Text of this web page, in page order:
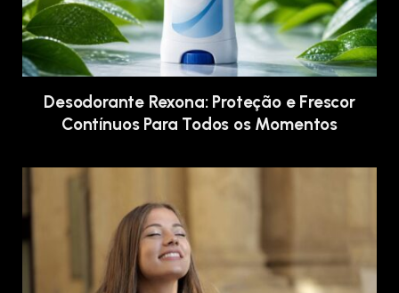
Desodorante Rexona: Proteção e Frescor
Contínuos Para Todos os Momentos